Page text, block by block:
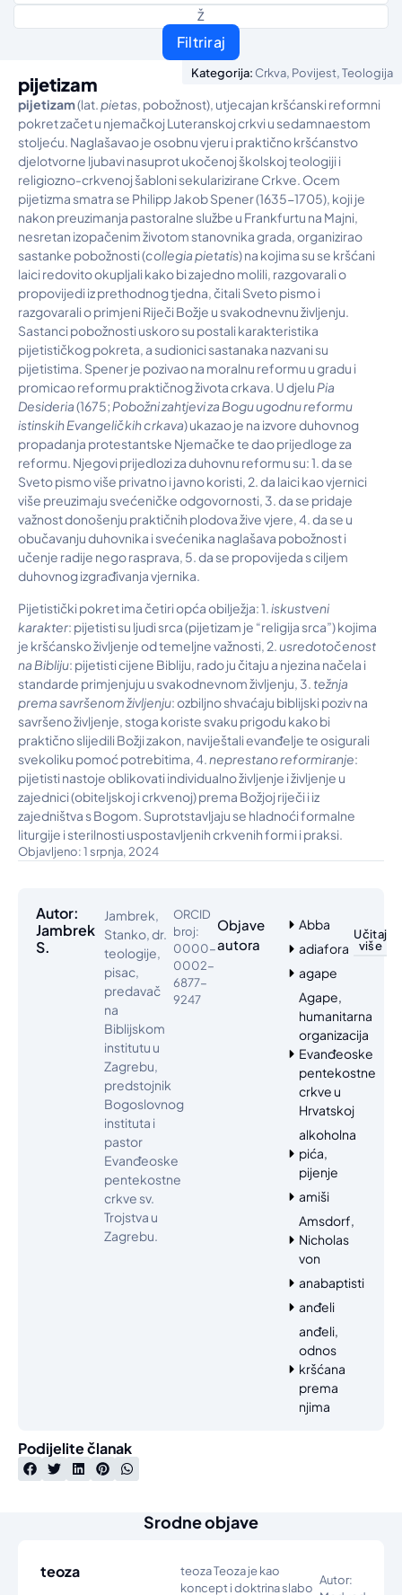
Ž
Filtriraj
Kategorija: Crkva, Povijest,Teologija
pijetizam
pijetizam(lat.pietas, pobožnost), utjecajan kršćanski reformni
pokret začet u njemačkoj Luteranskoj crkvi u sedamnaestom
stoljeću. Naglašavao je osobnu vjeru i praktično kršćanstvo
djelotvorne ljubavi nasuprot ukočenoj školskoj teologiji i
religiozno-crkvenoj šabloni sekularizirane Crkve. Ocem
pijetizma smatra se Philipp Jakob Spener (1635-1705), koji je
nakon preuzimanja pastoralne službe u Frankfurtu na Majni,
nesretan izopačenim životom stanovnika grada, organizirao
sastanke pobožnosti (collegia pietatis) na kojima su se kršćani
laici redovito okupljali kako bi zajedno molili, razgovarali o
propovijedi iz prethodnog tjedna, čitali Sveto pismo i
razgovarali o primjeni Riječi Božje u svakodnevnu življenju.
Sastanci pobožnosti uskoro su postali karakteristika
pijetističkog pokreta, a sudionici sastanaka nazvani su
pijetistima. Spener je pozivao na moralnu reformu u gradu i
promicao reformu praktičnog života crkava. U djelu Pia
Desideria(1675; Pobožni zahtjevi za Bogu ugodnu reformu
istinskih Evangeličkih crkava) ukazao je na izvore duhovnog
propadanja protestantske Njemačke te dao prijedloge za
reformu. Njegovi prijedlozi za duhovnu reformu su: 1. da se
Sveto pismo više privatno i javno koristi, 2. da laici kao vjernici
više preuzimaju svećeničke odgovornosti, 3. da se pridaje
važnost donošenju praktičnih plodova žive vjere, 4. da se u
obučavanju duhovnika i svećenika naglašava pobožnost i
učenje radije nego rasprava, 5. da se propovijeda s ciljem
duhovnog izgrađivanja vjernika.
Pijetistički pokret ima četiri opća obilježja: 1.iskustveni
karakter: pijetisti su ljudi srca (pijetizam je “religija srca”) kojima
je kršćansko življenje od temeljne važnosti, 2.usredotočenost
na Bibliju: pijetisti cijene Bibliju, rado ju čitaju a njezina načela i
standarde primjenjuju u svakodnevnom življenju, 3. težnja
prema savršenomživljenju: ozbiljno shvaćaju biblijski poziv na
savršeno življenje, stoga koriste svaku prigodu kako bi
praktično slijedili Božji zakon, naviještali evanđelje te osigurali
svekoliku pomoć potrebitima, 4.neprestano reformiranje:
pijetisti nastoje oblikovati individualno življenje i življenje u
zajednici (obiteljskoj i crkvenoj) prema Božjoj riječi i iz
zajedništva s Bogom. Suprotstavljaju se hladnoći formalne
liturgije i sterilnosti uspostavljenih crkvenih formi i praksi.
Objavljeno: 1 srpnja, 2024
Autor:
Jambrek
S.
Jambrek,
Stanko, dr.
teologije,
pisac,
predavač
na
Biblijskom
institutu u
Zagrebu,
predstojnik
Bogoslovnog
instituta i
pastor
Evanđeoske
pentekostne
crkve sv.
Trojstva u
Zagrebu.
ORCID
broj:
0000-
0002-
6877-
9247
Objave
autora
Abba
adiafora
agape
Agape,
humanitarna
organizacija
Evanđeoske
pentekostne
crkve u
Hrvatskoj
alkoholna
pića,
pijenje
amiši
Amsdorf,
Nicholas
von
anabaptisti
anđeli
anđeli,
odnos
kršćana
prema
njima
Učitaj
više
Podijelite članak
Srodne objave
teoza
teoza Teoza je kao
koncept i doktrina slabo
Autor: